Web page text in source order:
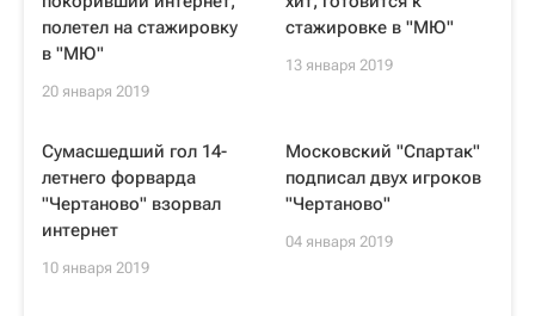
полетел на стажировку
в "МЮ"
20 января 2019
стажировке в "МЮ"
13 января 2019
Сумасшедший гол 14-
летнего форварда
"Чертаново" взорвал
интернет
10 января 2019
Московский "Спартак"
подписал двух игроков
"Чертаново"
04 января 2019